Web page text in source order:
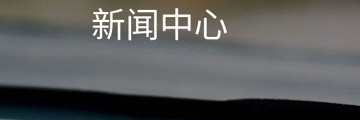
新闻中心